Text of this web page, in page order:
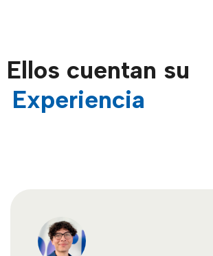
Ellos cuentan su
Experiencia